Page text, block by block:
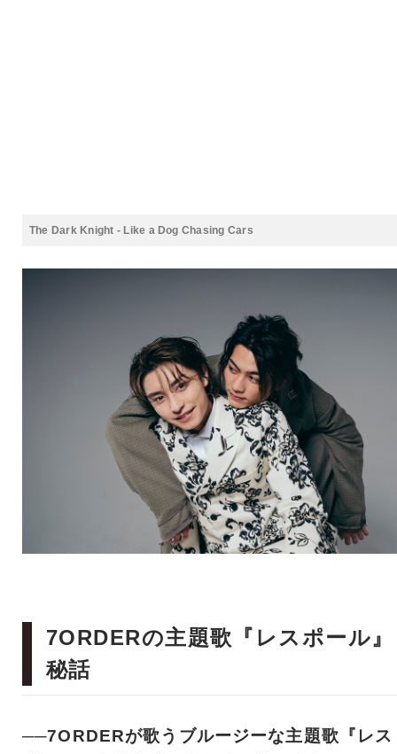
The Dark Knight - Like a Dog Chasing Cars
7ORDERの主題歌『レスポール』
秘話
──7ORDERが歌うブルージーな主題歌『レス